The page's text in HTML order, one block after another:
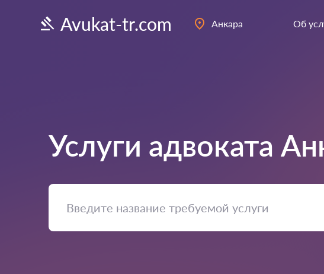
Avukat-tr.com Анкара Об
Услуги адвоката